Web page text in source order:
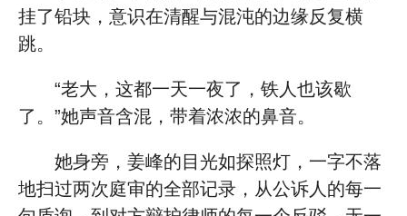
挂了铅块，意识在清醒与混沌的边缘反复横
跳。
“老大，这都一天一夜了，铁人也该歇
了。”她声音含混，带着浓浓的鼻音。
她身旁，姜峰的目光如探照灯，一字不落
地扫过两次庭审的全部记录，从公诉人的每一